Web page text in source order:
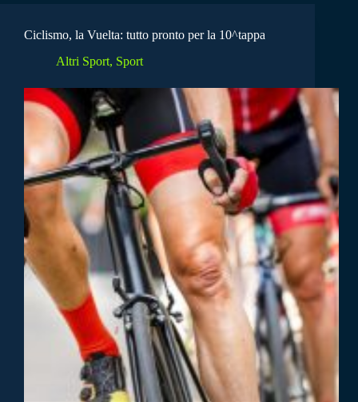
Ciclismo, la Vuelta: tutto pronto per la 10^tappa
Altri Sport, Sport